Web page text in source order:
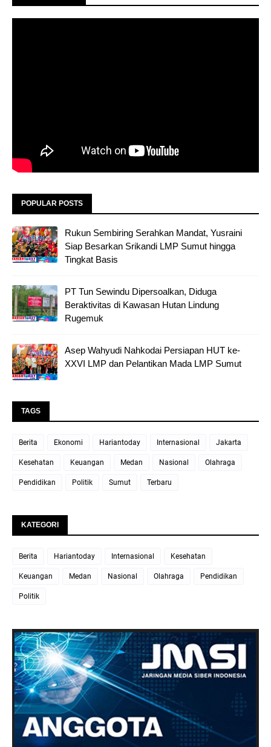
POPULAR POSTS
Rukun Sembiring Serahkan Mandat, Yusraini
Siap Besarkan Srikandi LMP Sumut hingga
Tingkat Basis
PT Tun Sewindu Dipersoalkan, Diduga
Beraktivitas di Kawasan Hutan Lindung
Rugemuk
Asep Wahyudi Nahkodai Persiapan HUT ke-
XXVI LMP dan Pelantikan Mada LMP Sumut
TAGS
Berita Ekonomi Hariantoday Internasional Jakarta
Kesehatan Keuangan Medan Nasional Olahraga
Pendidikan Politik Sumut Terbaru
KATEGORI
Berita Hariantoday Internasional Kesehatan
Keuangan Medan Nasional Olahraga Pendidikan
Politik